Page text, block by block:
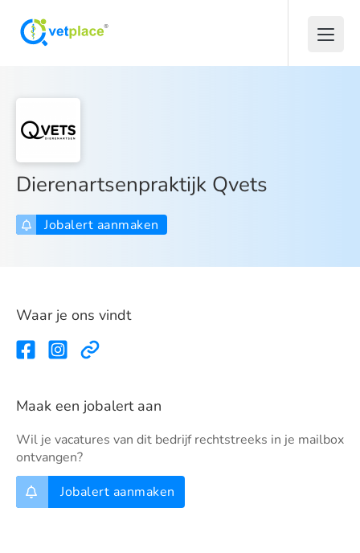
Dierenartsenpraktijk Qvets
Jobalert aanmaken
Waar je ons vindt
Maak een jobalert aan
Wil je vacatures van dit bedrijf rechtstreeks in je mailbox
ontvangen?
Jobalert aanmaken